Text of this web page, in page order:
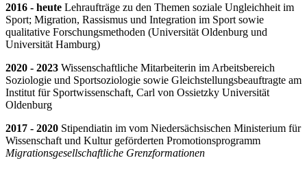
2016 - heute Lehraufträge zu den Themen soziale Ungleichheit im
Sport; Migration, Rassismus und Integration im Sport sowie
qualitative Forschungsmethoden (Universität Oldenburg und
Universität Hamburg)
2020 - 2023 Wissenschaftliche Mitarbeiterin im Arbeitsbereich
Soziologie und Sportsoziologie sowie Gleichstellungsbeauftragte am
Institut für Sportwissenschaft, Carl von Ossietzky Universität
Oldenburg
2017 - 2020 Stipendiatin im vom Niedersächsischen Ministerium für
Wissenschaft und Kultur geförderten Promotionsprogramm
Migrationsgesellschaftliche Grenzformationen